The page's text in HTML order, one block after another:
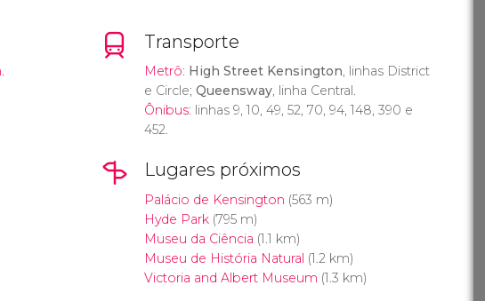
Transporte
Metrô: High Street Kensington, linhas District
e Circle; Queensway, linha Central.
Ônibus: linhas 9, 10, 49, 52, 70, 94, 148, 390 e
452.
Lugares próximos
Palácio de Kensington (563 m)
Hyde Park(795 m)
Museu da Ciência (1.1 km)
Museu de História Natural (1.2 km)
Victoria and Albert Museum (1.3 km)